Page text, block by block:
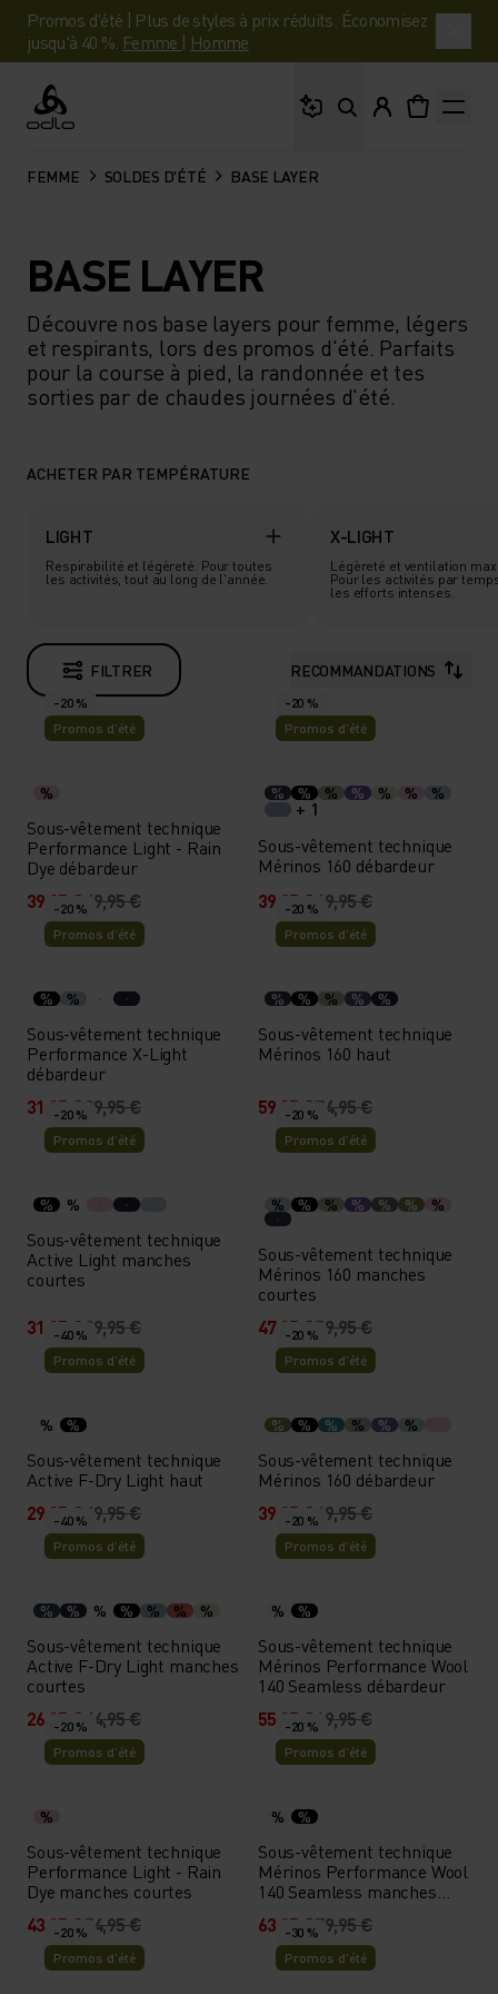
Promos d'été | Plus de styles à prix réduits. Économisez
jusqu'à 40 %. Femme | Homme
Odlo
FEMME SOLDES D'ÉTÉ BASE LAYER
BASE LAYER
Découvre nos base layers pour femme, légers
et respirants, lors des promos d'été. Parfaits
pour la course à pied, la randonnée et tes
sorties par de chaudes journées d'été.
ACHETER PAR TEMPÉRATURE
LIGHT
Respirabilité et légèreté. Pour toutes
les activités, tout au long de l'année.
X-LIGHT
Légèreté et ventilation
Pour les activités par
les efforts intenses.
FILTRER RECOMMANDATIONS
-20 %
Promos d’été
%
Sous-vêtement technique
Performance Light - Rain
Dye débardeur
39,95 €49,95 €
-20 %
Promos d’été
% % % % % % %
+ 1
Sous-vêtement technique
Mérinos 160 débardeur
39,95 €49,95 €
-20 %
Promos d’été
% %
Sous-vêtement technique
Performance X-Light
débardeur
31,95 €39,95 €
-20 %
Promos d’été
% % % % %
Sous-vêtement technique
Mérinos 160 haut
59,95 €74,95 €
-20 %
Promos d’été
% %
Sous-vêtement technique
Active Light manches
courtes
31,95 €39,95 €
-20 %
Promos d’été
% % % % % % %
Sous-vêtement technique
Mérinos 160 manches
courtes
47,95 €59,95 €
-40 %
Promos d’été
% %
Sous-vêtement technique
Active F-Dry Light haut
29,95 €49,95 €
-20 %
Promos d’été
% % % % % %
Sous-vêtement technique
Mérinos 160 débardeur
39,95 €49,95 €
-40 %
Promos d’été
% % % % % % %
Sous-vêtement technique
Active F-Dry Light manches
courtes
26,95 €44,95 €
-20 %
Promos d’été
% %
Sous-vêtement technique
Mérinos Performance Wool
140 Seamless débardeur
55,95 €69,95 €
-20 %
Promos d’été
%
Sous-vêtement technique
Performance Light - Rain
Dye manches courtes
43,95 €54,95 €
-20 %
Promos d’été
% %
Sous-vêtement technique
Mérinos Performance Wool
140 Seamless manches
63,95 €79,95 €
-20 %
Promos d’été
-30 %
Promos d’été